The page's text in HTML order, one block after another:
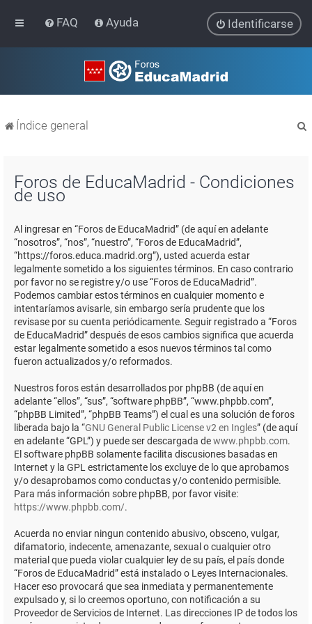
FAQ Ayuda Identificarse
Índice general
Foros de EducaMadrid - Condiciones
de uso
Al ingresar en “Foros de EducaMadrid” (de aquí en adelante
“nosotros”, “nos”, “nuestro”, “Foros de EducaMadrid”,
“https://foros.educa.madrid.org”), usted acuerda estar
legalmente sometido a los siguientes términos. En caso contrario
por favor no se registre y/o use “Foros de EducaMadrid”.
Podemos cambiar estos términos en cualquier momento e
intentaríamos avisarle, sin embargo sería prudente que los
revisase por su cuenta periódicamente. Seguir registrado a “Foros
de EducaMadrid” después de esos cambios significa que acuerda
estar legalmente sometido a esos nuevos términos tal como
fueron actualizados y/o reformados.
Nuestros foros están desarrollados por phpBB (de aquí en
adelante “ellos”, “sus”, “software phpBB”, “www.phpbb.com”,
“phpBB Limited”, “phpBB Teams”) el cual es una solución de foros
liberada bajo la “GNU General Public License v2 en Ingles” (de aquí
en adelante “GPL”) y puede ser descargada dewww.phpbb.com.
El software phpBB solamente facilita discusiones basadas en
Internet y la GPL estrictamente los excluye de lo que aprobamos
y/o desaprobamos como conductas y/o contenido permisible.
Para más información sobre phpBB, por favor visite:
https://www.phpbb.com/.
Acuerda no enviar ningun contenido abusivo, obsceno, vulgar,
difamatorio, indecente, amenazante, sexual o cualquier otro
material que pueda violar cualquier ley de su país, el país donde
“Foros de EducaMadrid” está instalado o Leyes Internacionales.
Hacer eso provocará que sea inmediata y permanentemente
expulsado y, si lo creemos oportuno, con notificación a su
Proveedor de Servicios de Internet. Las direcciones IP de todos los